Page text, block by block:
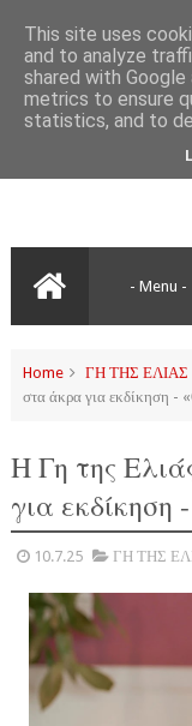
Home ΓΗ ΤΗΣ ΕΛΙΑΣ
στα άκρα για εκδίκηση -
Η Γη της
για
10.7.25 ΓΗ ΤΗΣ
This site uses
and to analyze
shared with
metrics to ensure
statistics, and to